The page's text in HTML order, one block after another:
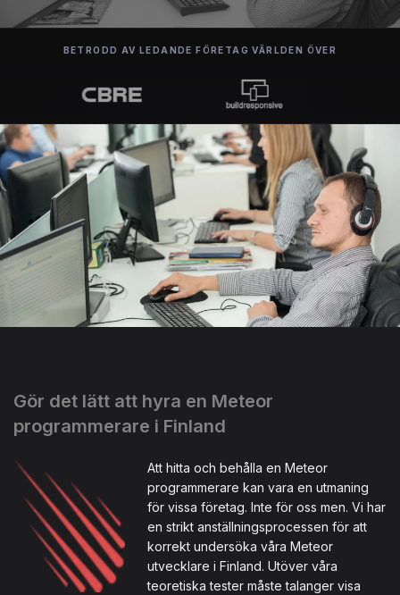
BETRODD AV LEDANDE FÖRETAG VÄRLDEN ÖVER
Gör det lätt att hyra en Meteor
programmerare i Finland
Att hitta och behålla en Meteor
programmerare kan vara en utmaning
för vissa företag. Inte för oss men. Vi har
en strikt anställningsprocessen för att
korrekt undersöka våra Meteor
utvecklare i Finland. Utöver våra
teoretiska tester måste talanger visa